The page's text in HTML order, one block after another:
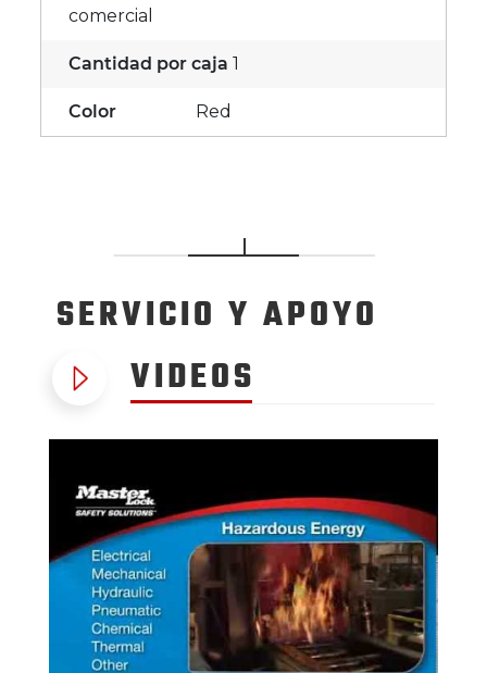
comercial
Cantidad por caja 1
Color Red
SERVICIO Y APOYO
VIDEOS